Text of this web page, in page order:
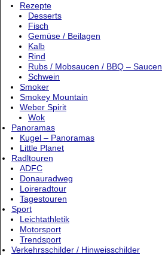
Rezepte
Desserts
Fisch
Gemüse / Beilagen
Kalb
Rind
Rubs / Mobsaucen / BBQ – Saucen
Schwein
Smoker
Smokey Mountain
Weber Spirit
Wok
Panoramas
Kugel – Panoramas
Little Planet
Radltouren
ADFC
Donauradweg
Loireradtour
Tagestouren
Sport
Leichtathletik
Motorsport
Trendsport
Verkehrsschilder / Hinweisschilder